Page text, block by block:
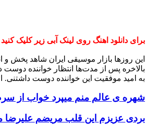
برای دانلود اهنگ روی لینک آبی زیر کلیک کنید
این روزها بازار موسیقی ایران شاهد پخش
بالاخره پس از مدت‌ها انتظار خواننده
به امید موفقیت این خواننده دوست داشتنی.
شهره ی عالم منم میپرد خواب از
بردی عزیزم این قلب مریضم علیرضا